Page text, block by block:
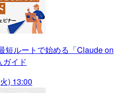
短ルートで始める「Claude on
イド
) 13:00